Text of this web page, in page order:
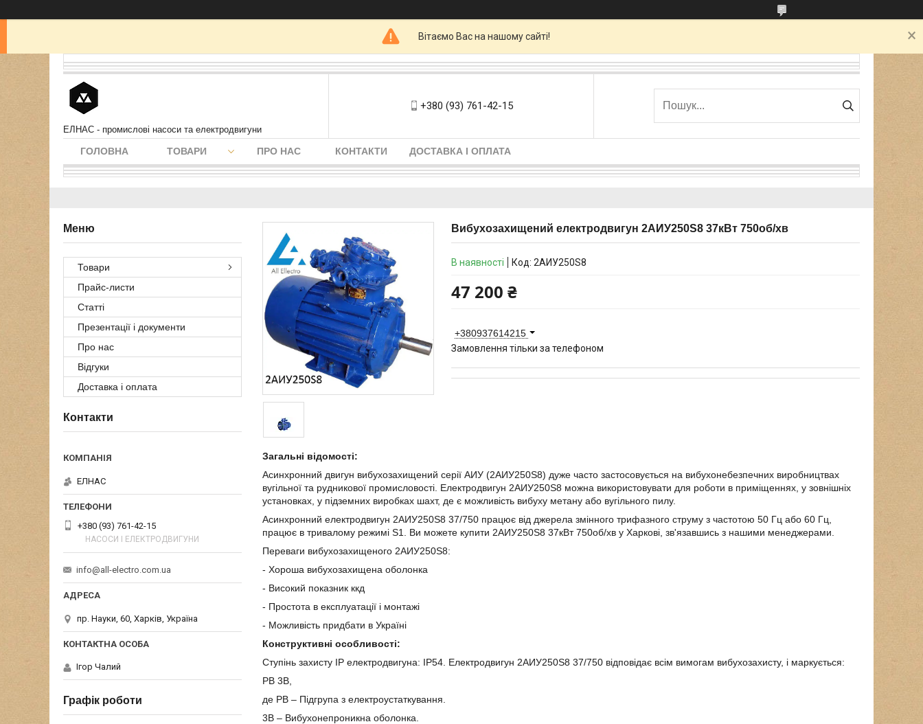
Вітаємо Вас на нашому сайті!
ЕЛНАС - промислові насоси та електродвигуни
+380 (93) 761-42-15
ГОЛОВНА ТОВАРИ ПРО НАС КОНТАКТИ ДОСТАВКА І ОПЛАТА
Вибухозахищений електродвигун 2АИУ250Ѕ8 37кВт 750об/хв
В наявності Код: 2АИУ250S8
47 200 ₴
+380937614215
Замовлення тільки за телефоном
Загальні відомості:
Асинхронний двигун вибухозахищений серії АИУ (2АИУ250Ѕ8) дуже часто застосовується на вибухонебезпечних виробництвах
вугільної та рудникової промисловості. Електродвигун 2АИУ250Ѕ8 можна використовувати для роботи в приміщеннях, у зовнішніх
установках, у підземних виробках шахт, де є можливість вибуху метану або вугільного пилу.
Асинхронний електродвигун 2АИУ250Ѕ8 37/750 працює від джерела змінного трифазного струму з частотою 50 Гц або 60 Гц,
працює в тривалому режимі S1. Ви можете купити 2АИУ250Ѕ8 37кВт 750об/хв у Харкові, зв'язавшись з нашими менеджерами.
Переваги вибухозахищеного 2АИУ250Ѕ8:
- Хороша вибухозахищена оболонка
- Високий показник ккд
- Простота в експлуатації і монтажі
- Можливість придбати в Україні
Конструктивні особливості:
Ступінь захисту IP електродвигуна: IP54. Електродвигун 2АИУ250Ѕ8 37/750 відповідає всім вимогам вибухозахисту, і маркується:
РВ 3В,
де РВ – Підгрупа з електроустаткування.
3В – Вибухонепроникна оболонка.
Товари
Прайс-листи
Статті
Презентації і документи
Про нас
Відгуки
Доставка і оплата
Контакти
ЕЛНАС
+380 (93) 761-42-15
НАСОСИ І ЕЛЕКТРОДВИГУНИ
info@all-electro.com.ua
пр. Науки, 60, Харків, Україна
Ігор Чалий
Графік роботи